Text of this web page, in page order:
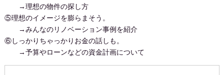
→理想の物件の探し方
⑤理想のイメージを膨らまそう。
→みんなのリノベーション事例を紹介
⑥しっかりちゃっかりお金の話しも。
→予算やローンなどの資金計画について